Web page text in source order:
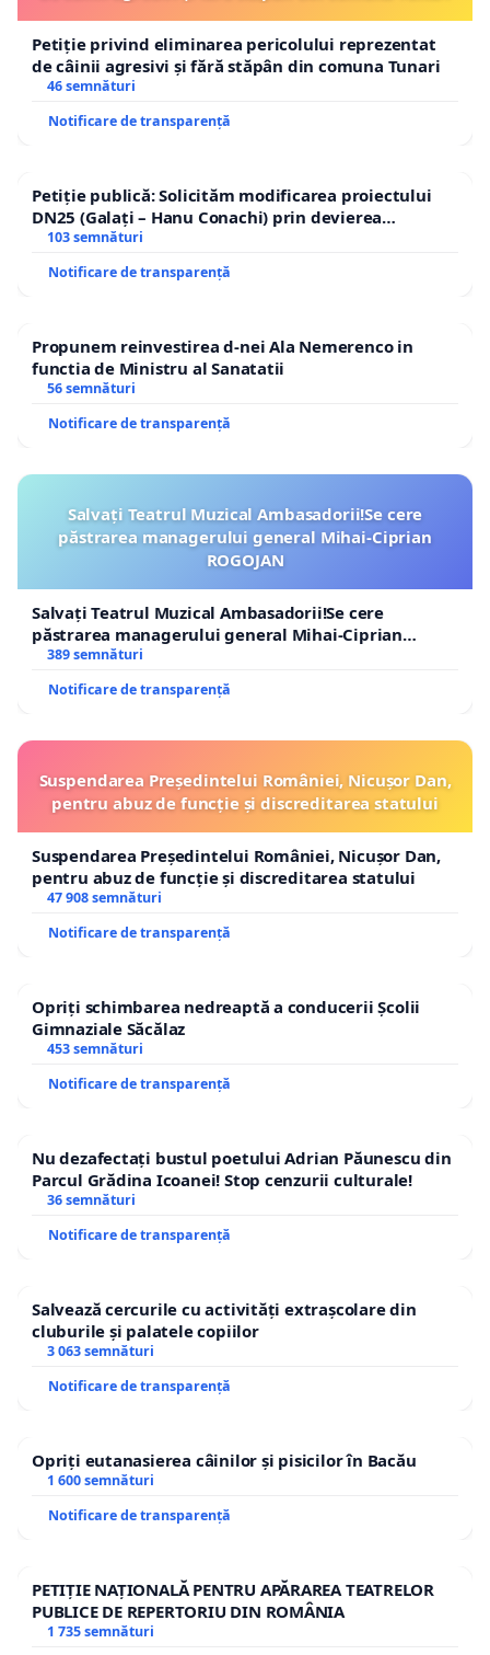
Petiție privind eliminarea pericolului reprezentat
de câinii agresivi și fără stăpân din comuna Tunari
46 semnături
Notificare de transparență
Petiție publică: Solicităm modificarea proiectului
DN25 (Galați – Hanu Conachi) prin devierea
traseului în afara localităților!
103 semnături
Notificare de transparență
Propunem reinvestirea d-nei Ala Nemerenco in
functia de Ministru al Sanatatii
56 semnături
Notificare de transparență
Salvați Teatrul Muzical Ambasadorii!Se cere
păstrarea managerului general Mihai-Ciprian
ROGOJAN
Salvați Teatrul Muzical Ambasadorii!Se cere
păstrarea managerului general Mihai-Ciprian
ROGOJAN
389 semnături
Notificare de transparență
Suspendarea Președintelui României, Nicușor Dan,
pentru abuz de funcție și discreditarea statului
Suspendarea Președintelui României, Nicușor Dan,
pentru abuz de funcție și discreditarea statului
47 908 semnături
Notificare de transparență
Opriți schimbarea nedreaptă a conducerii Școlii
Gimnaziale Săcălaz
453 semnături
Notificare de transparență
Nu dezafectați bustul poetului Adrian Păunescu din
Parcul Grădina Icoanei! Stop cenzurii culturale!
36 semnături
Notificare de transparență
Salvează cercurile cu activități extrașcolare din
cluburile și palatele copiilor
3 063 semnături
Notificare de transparență
Opriți eutanasierea câinilor și pisicilor în Bacău
1 600 semnături
Notificare de transparență
PETIȚIE NAȚIONALĂ PENTRU APĂRAREA TEATRELOR
PUBLICE DE REPERTORIU DIN ROMÂNIA
1 735 semnături